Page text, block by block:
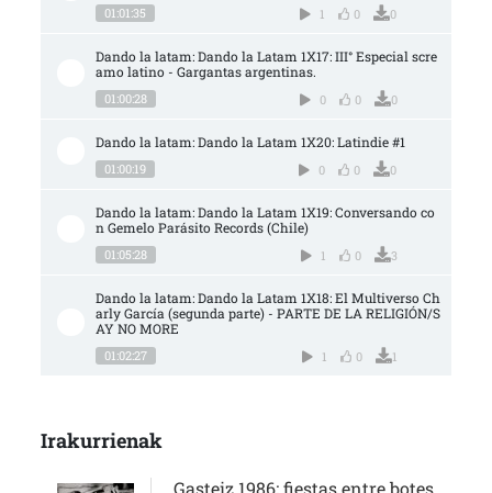
01:01:35 1 0 0
Dando la latam: Dando la Latam 1X17: III° Especial scre
amo latino - Gargantas argentinas.
01:00:28 0 0 0
Dando la latam: Dando la Latam 1X20: Latindie #1
01:00:19 0 0 0
Dando la latam: Dando la Latam 1X19: Conversando co
n Gemelo Parásito Records (Chile)
01:05:28 1 0 3
Dando la latam: Dando la Latam 1X18: El Multiverso Ch
arly García (segunda parte) - PARTE DE LA RELIGIÓN/S
AY NO MORE
01:02:27 1 0 1
Irakurrienak
Gasteiz 1986: fiestas entre botes